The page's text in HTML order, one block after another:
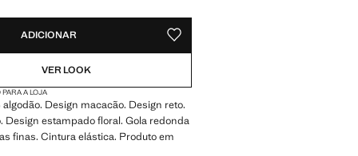
ADICIONAR GUARDAR NOS ARTIGOS PREFERIDOS
VER LOOK
PARA A LOJA
algodão. Design macacão. Design reto.
Design estampado floral. Gola redonda
finas. Cintura elástica. Produto em